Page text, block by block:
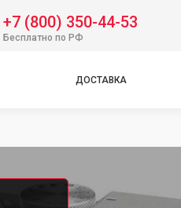
+7 (800) 350-44-53
Бесплатно по РФ
ДОСТАВКА